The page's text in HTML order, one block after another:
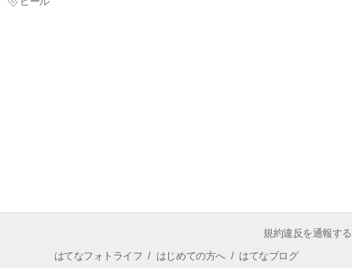
規約違反を通報する
はてなフォトライフ / はじめての方へ/ はてなブログ